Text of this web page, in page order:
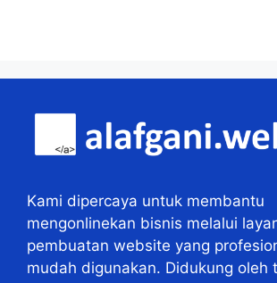
Kami dipercaya untuk membantu
mengonlinekan bisnis melalui
pembuatan website yang
mudah digunakan. Didukung oleh